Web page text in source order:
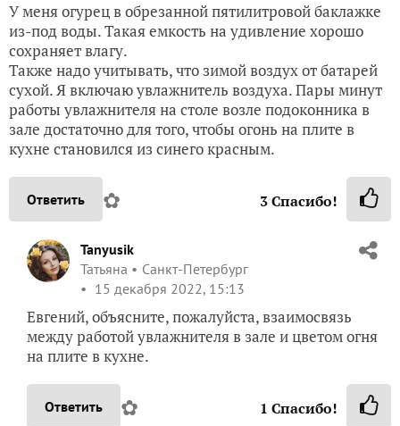
У меня огурец в обрезанной пятилитровой баклажке
из-под воды. Такая емкость на удивление хорошо
сохраняет влагу.
Также надо учитывать, что зимой воздух от батарей
сухой. Я включаю увлажнитель воздуха. Пары минут
работы увлажнителя на столе возле подоконника в
зале достаточно для того, чтобы огонь на плите в
кухне становился из синего красным.
Ответить ✿ 3Спасибо!
Tanyusik
Татьяна
Санкт-Петербург
15 декабря 2022, 15:13
Евгений, объясните, пожалуйста, взаимосвязь
между работой увлажнителя в зале и цветом огня
на плите в кухне.
Ответить ✿ 1 Спасибо!